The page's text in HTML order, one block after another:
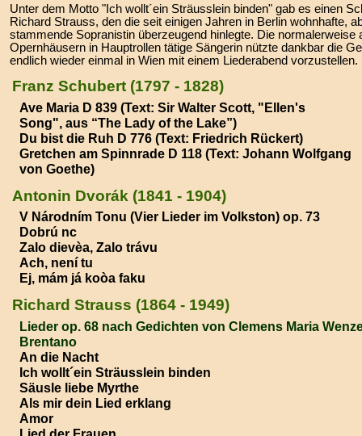
Unter dem Motto "Ich wollt´ein Sträusslein binden" gab es einen
Richard Strauss, den die seit einigen Jahren in Berlin wohnhafte,
stammende Sopranistin überzeugend hinlegte. Die normalerweise
Opernhäusern in Hauptrollen tätige Sängerin nützte dankbar die
endlich wieder einmal in Wien mit einem Liederabend vorzustellen.
Franz Schubert (1797 - 1828)
Ave Maria D 839 (Text: Sir Walter Scott, "Ellen's
Song", aus “The Lady of the Lake”)
Du bist die Ruh D 776 (Text: Friedrich Rückert)
Gretchen am Spinnrade D 118 (Text: Johann Wolfgang
von Goethe)
Antonin Dvorák (1841 - 1904)
V Národním Tonu (Vier Lieder im Volkston) op. 73
Dobrú nc
Zalo dievèa, Zalo trávu
Ach, není tu
Ej, mám já koòa faku
Richard Strauss (1864 - 1949)
Lieder op. 68 nach Gedichten von Clemens Maria
Brentano
An die Nacht
Ich wollt´ein Sträusslein binden
Säusle liebe Myrthe
Als mir dein Lied erklang
Amor